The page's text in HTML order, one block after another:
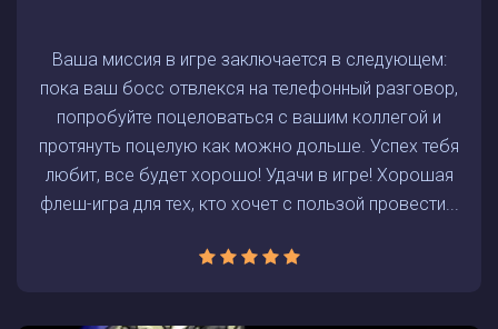
Ваша миссия в игре заключается в следующем:
пока ваш босс отвлекся на телефонный разговор,
попробуйте поцеловаться с вашим коллегой и
протянуть поцелую как можно дольше. Успех тебя
любит, все будет хорошо! Удачи в игре! Хорошая
флеш-игра для тех, кто хочет с пользой провести...